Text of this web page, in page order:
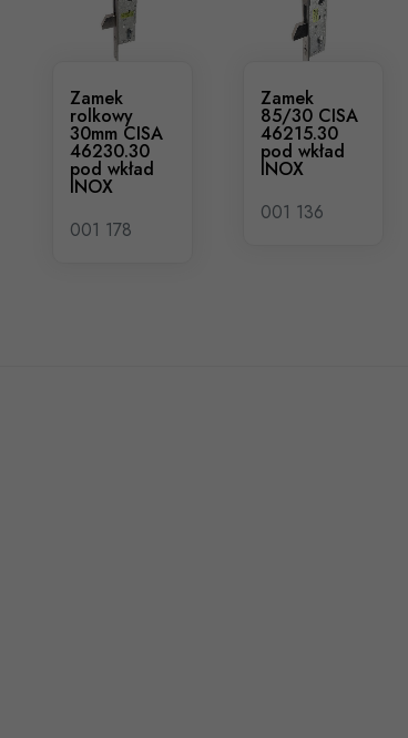
Zamek
rolkowy
30mm CISA
46230.30
pod wkład
INOX
001 178
Zamek
85/30 CISA
46215.30
pod wkład
INOX
001 136